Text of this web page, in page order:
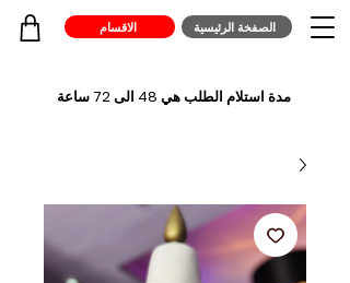
الصفخة الرئيسية الاقسام
مدة استلام الطلب هي 48 الى 72 ساعة